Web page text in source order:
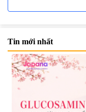
Viên uống bổ não Ribeto
|57.920
Tin mới nhất